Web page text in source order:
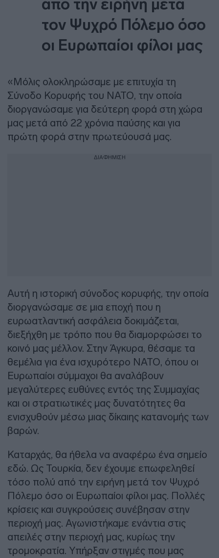
από την ειρήνη μετά
τον Ψυχρό Πόλεμο όσο
οι Ευρωπαίοι φίλοι μας
«Μόλις ολοκληρώσαμε με επιτυχία τη
Σύνοδο Κορυφής του ΝΑΤΟ, την οποία
διοργανώσαμε για δεύτερη φορά στη χώρα
μας μετά από 22 χρόνια παύσης και για
πρώτη φορά στην πρωτεύουσά μας.
ΔΙΑΦΗΜΙΣΗ
Αυτή η ιστορική σύνοδος κορυφής, την οποία
διοργανώσαμε σε μια εποχή που η
ευρωατλαντική ασφάλεια δοκιμάζεται,
διεξήχθη με τρόπο που θα διαμορφώσει το
κοινό μας μέλλον. Στην Άγκυρα, θέσαμε τα
θεμέλια για ένα ισχυρότερο ΝΑΤΟ, όπου οι
Ευρωπαίοι σύμμαχοι θα αναλάβουν
μεγαλύτερες ευθύνες εντός της Συμμαχίας
και οι στρατιωτικές μας δυνατότητες θα
ενισχυθούν μέσω μιας δίκαιης κατανομής των
βαρών.
Καταρχάς, θα ήθελα να αναφέρω ένα σημείο
εδώ. Ως Τουρκία, δεν έχουμε επωφεληθεί
τόσο πολύ από την ειρήνη μετά τον Ψυχρό
Πόλεμο όσο οι Ευρωπαίοι φίλοι μας. Πολλές
κρίσεις και συγκρούσεις συνέβησαν στην
περιοχή μας. Αγωνιστήκαμε ενάντια στις
απειλές στην περιοχή μας, κυρίως την
τρομοκρατία. Υπήρξαν στιγμές που μας